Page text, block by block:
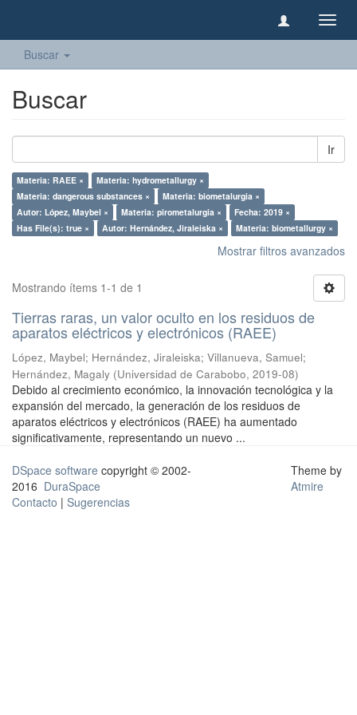
Buscar
Buscar
Ir
Materia: RAEE ×
Materia: hydrometallurgy ×
Materia: dangerous substances ×
Materia: biometalurgia ×
Autor: López, Maybel ×
Materia: pirometalurgia ×
Fecha: 2019 ×
Has File(s): true ×
Autor: Hernández, Jiraleiska × Materia: biometallurgy ×
Mostrar filtros avanzados
Mostrando ítems 1-1 de 1
Tierras raras, un valor oculto en los residuos de
aparatos eléctricos y electrónicos (RAEE)
López, Maybel; Hernández, Jiraleiska; Villanueva, Samuel;
Hernández, Magaly (Universidad de Carabobo, 2019-08)
Debido al crecimiento económico, la innovación tecnológica y la
expansión del mercado, la generación de los residuos de
aparatos eléctricos y electrónicos (RAEE) ha aumentado
significativamente, representando un nuevo ...
DSpace software copyright © 2002-
2016 DuraSpace
Contacto | Sugerencias
Theme by
Atmire